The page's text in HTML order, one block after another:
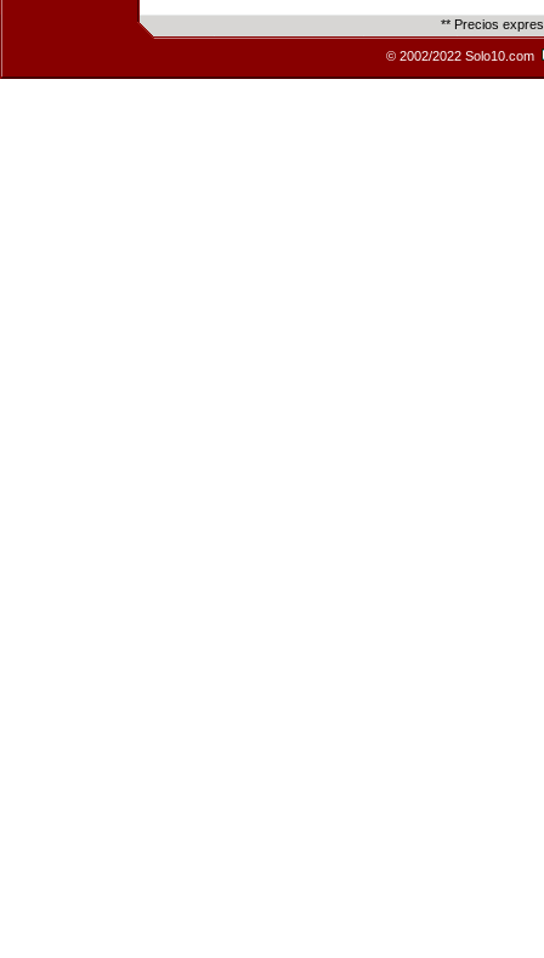
** Precios
© 2002/2022 Solo10.com